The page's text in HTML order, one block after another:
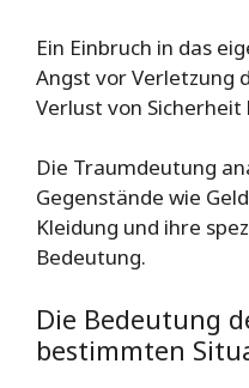
Ein Einbruch in das
Angst vor Verletzung
Verlust von Sicherheit
Die Traumdeutung
Gegenstände wie
Kleidung und ihre
Bedeutung.
Die Bedeutung
bestimmten